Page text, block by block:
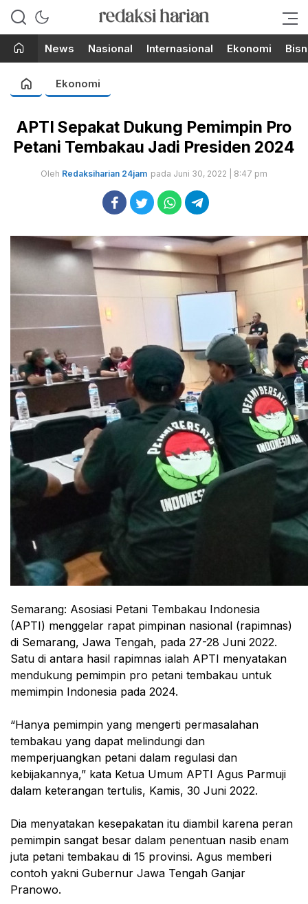
RedaksiHarian.com
Berita Terupdate dari Redaksi
News Nasional Internasional Ekonomi
Ekonomi
APTI Sepakat Dukung Pemimpin Pro
Petani Tembakau Jadi Presiden 2024
Oleh Redaksiharian 24jam pada Juni 30, 2022 | 8:47 pm
Semarang: Asosiasi Petani Tembakau Indonesia
(APTI) menggelar rapat pimpinan nasional (rapimnas)
di Semarang, Jawa Tengah, pada 27-28 Juni 2022.
Satu di antara hasil rapimnas ialah APTI menyatakan
mendukung pemimpin pro petani tembakau untuk
memimpin Indonesia pada 2024.
“Hanya pemimpin yang mengerti permasalahan
tembakau yang dapat melindungi dan
memperjuangkan petani dalam regulasi dan
kebijakannya,” kata Ketua Umum APTI Agus Parmuji
dalam keterangan tertulis, Kamis, 30 Juni 2022.
Dia menyatakan kesepakatan itu diambil karena peran
pemimpin sangat besar dalam penentuan nasib enam
juta petani tembakau di 15 provinsi. Agus memberi
contoh yakni Gubernur Jawa Tengah Ganjar
Pranowo.